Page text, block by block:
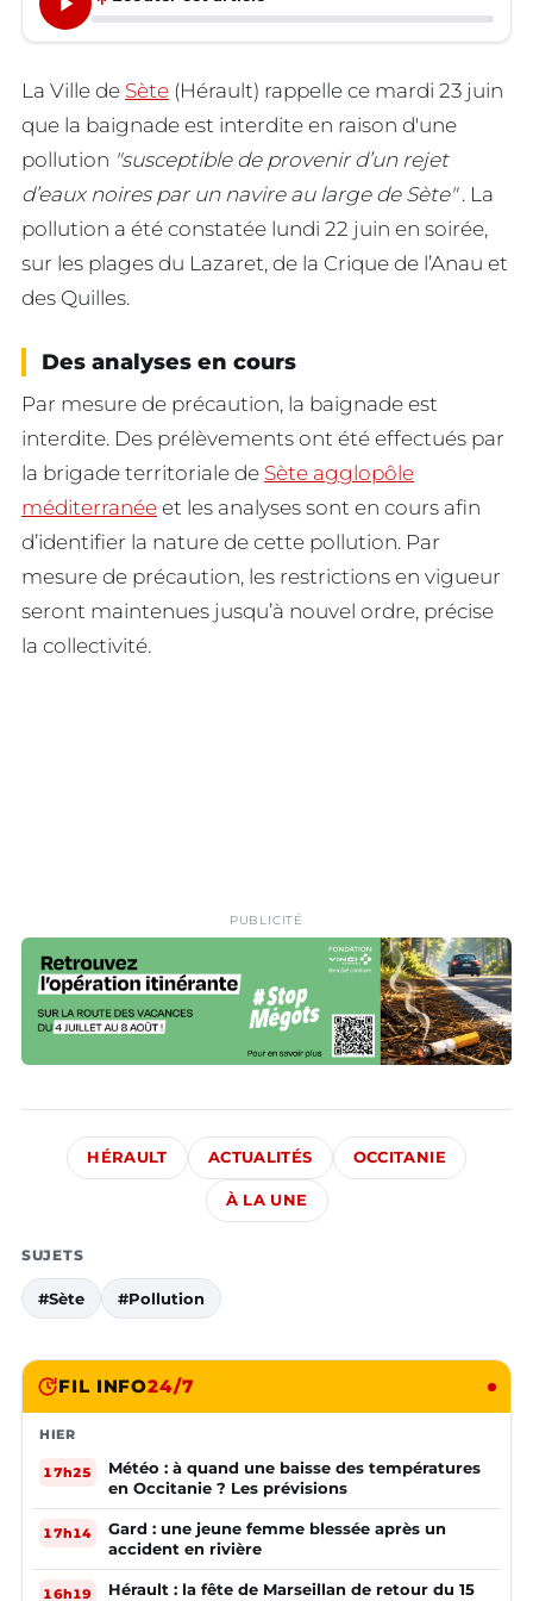
La Ville de Sète (Hérault) rappelle ce mardi 23 juin
que la baignade est interdite en raison d'une
pollution "susceptible de provenir d’un rejet
d’eaux noires par un navire au large de Sète". La
pollution a été constatée lundi 22 juin en soirée,
sur les plages du Lazaret, de la Crique de l’Anau et
des Quilles.
Des analyses en cours
Par mesure de précaution, la baignade est
interdite. Des prélèvements ont été effectués par
la brigade territoriale de Sète agglopôle
méditerranée et les analyses sont en cours afin
d’identifier la nature de cette pollution. Par
mesure de précaution, les restrictions en vigueur
seront maintenues jusqu’à nouvel ordre, précise
la collectivité.
PUBLICITÉ
HÉRAULT ACTUALITÉS OCCITANIE
À LA UNE
SUJETS
#Sète #Pollution
FIL INFO24/7
HIER
17h25
Météo : à quand une baisse des températures
en Occitanie ? Les prévisions
17h14
Gard : une jeune femme blessée après un
accident en rivière
16h19
Hérault : la fête de Marseillan de retour du 15